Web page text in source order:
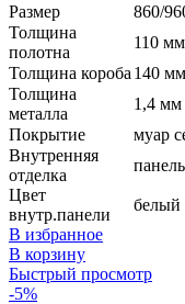
Размер
860/
Толщина
полотна
110 мм
Толщина короба 140 мм
Толщина
металла
1,4 мм
Покрытие
муар
Внутренняя
отделка
Цвет
внутр.панели
белый
В избранное
В корзину
Быстрый просмотр
-5%